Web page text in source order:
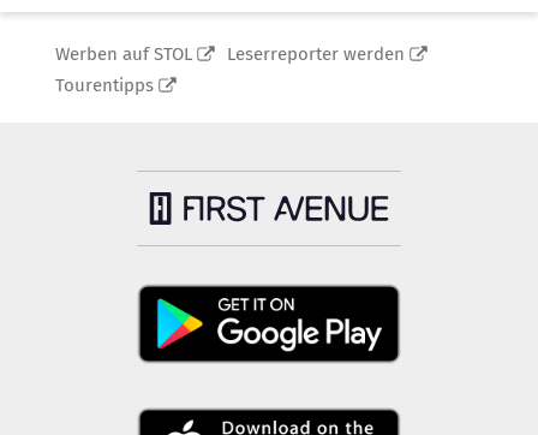
Werben auf STOL
Leserreporter werden
Tourentipps